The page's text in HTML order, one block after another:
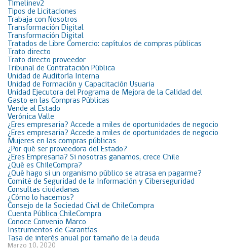
Timelinev2
Tipos de Licitaciones
Trabaja con Nosotros
Transformación Digital
Transformación Digital
Tratados de Libre Comercio: capítulos de compras públicas
Trato directo
Trato directo proveedor
Tribunal de Contratación Pública
Unidad de Auditoría Interna
Unidad de Formación y Capacitación Usuaria
Unidad Ejecutora del Programa de Mejora de la Calidad del
Gasto en las Compras Públicas
Vende al Estado
Verónica Valle
¿Eres empresaria? Accede a miles de oportunidades de negocio
¿Eres empresaria? Accede a miles de oportunidades de negocio
Mujeres en las compras públicas
¿Por qué ser proveedora del Estado?
¿Eres Empresaria? Si nosotras ganamos, crece Chile
¿Qué es ChileCompra?
¿Qué hago si un organismo público se atrasa en pagarme?
Comité de Seguridad de la Información y Ciberseguridad
Consultas ciudadanas
¿Cómo lo hacemos?
Consejo de la Sociedad Civil de ChileCompra
Cuenta Pública ChileCompra
Conoce Convenio Marco
Instrumentos de Garantías
Tasa de interés anual por tamaño de la deuda
Marzo 10, 2020